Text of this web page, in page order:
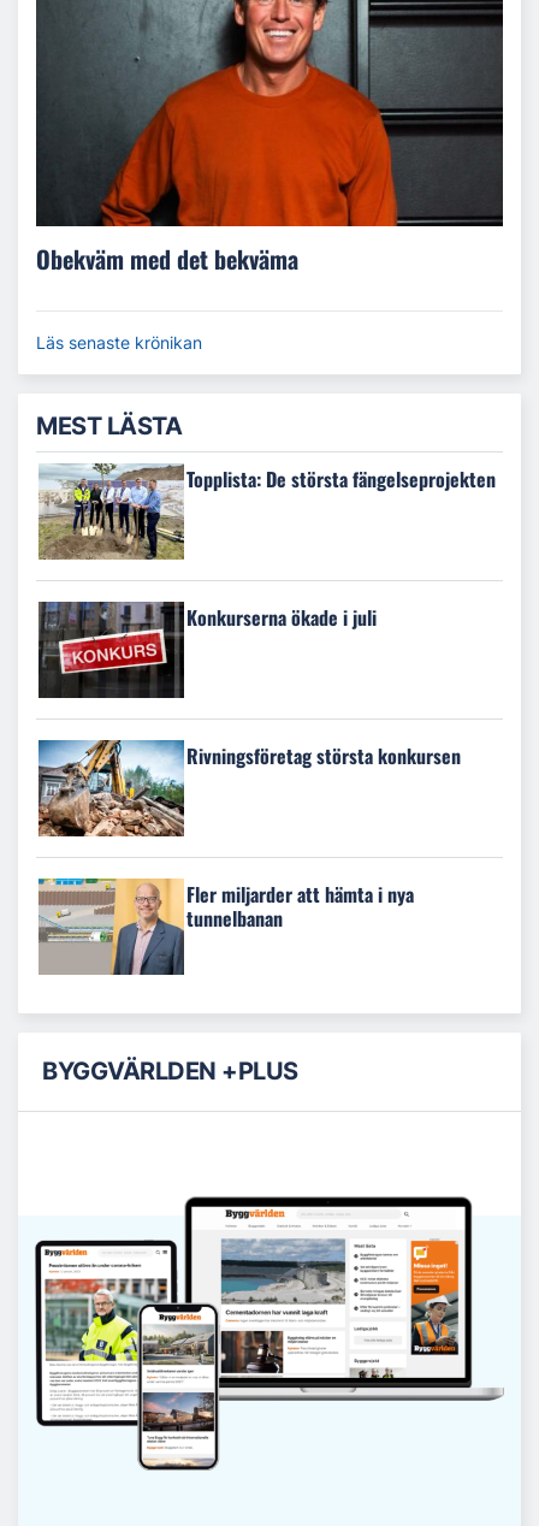
Obekväm med det bekväma
Läs senaste krönikan
MEST LÄSTA
Topplista: De största fängelseprojekten
Konkurserna ökade i juli
Rivningsföretag största konkursen
Fler miljarder att hämta i nya
tunnelbanan
BYGGVÄRLDEN +PLUS